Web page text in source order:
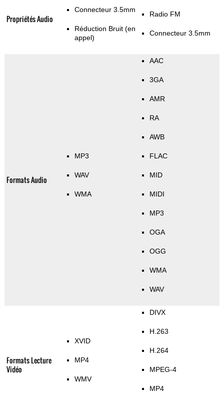
Propriétés Audio
Connecteur 3.5mm
Réduction Bruit (en
appel)
Radio FM
Connecteur 3.5mm
Formats Audio
MP3
WAV
WMA
AAC
3GA
AMR
RA
AWB
FLAC
MID
MIDI
MP3
OGA
OGG
WMA
WAV
Formats Lecture
Vidéo
XVID
MP4
WMV
DIVX
H.263
H.264
MPEG-4
MP4